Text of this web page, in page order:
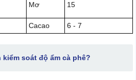
Mơ 15
Cacao 6 - 7
kiểm soát độ ẩm cà phê?